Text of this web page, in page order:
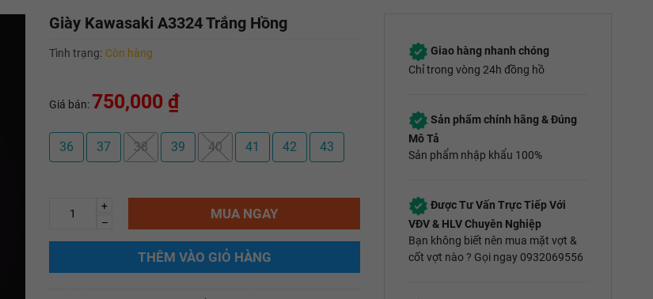
Giày Kawasaki A3324 Trắng Hồng
Tình trạng: Còn hàng
Giá bán:750,000 ₫
36 37 38 39 40 41 42 43
+
–
MUA NGAY
THÊM VÀO GIỎ HÀNG
Giao hàng nhanh chóng
Chỉ trong vòng 24h đồng hồ
Sản phẩm chính hãng & Đúng
Mô Tả
Sản phẩm nhập khẩu 100%
Được Tư Vấn Trực Tiếp Với
VĐV & HLV Chuyên Nghiệp
Bạn không biết nên mua mặt vợt &
cốt vợt nào ? Gọi ngay 0932069556